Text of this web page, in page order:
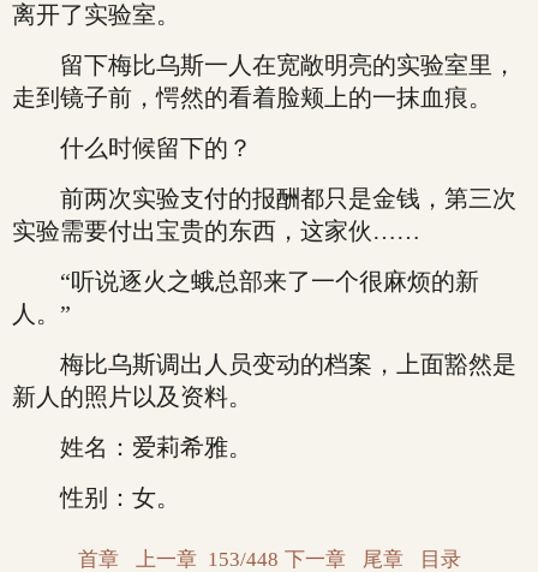
离开了实验室。
留下梅比乌斯一人在宽敞明亮的实验室里，
走到镜子前，愕然的看着脸颊上的一抹血痕。
什么时候留下的？
前两次实验支付的报酬都只是金钱，第三次
实验需要付出宝贵的东西，这家伙……
“听说逐火之蛾总部来了一个很麻烦的新
人。”
梅比乌斯调出人员变动的档案，上面豁然是
新人的照片以及资料。
姓名：爱莉希雅。
性别：女。
首章 上一章 153/448 下一章 尾章 目录